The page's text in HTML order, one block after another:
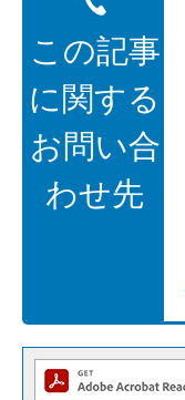
この記事
に関する
お問い合
わせ先